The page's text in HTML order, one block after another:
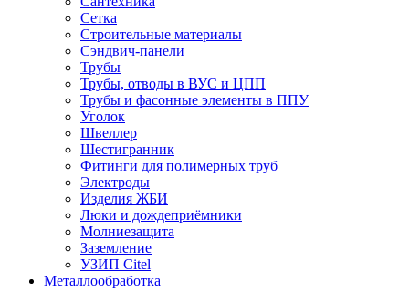
Сетка
Строительные материалы
Сэндвич-панели
Трубы
Трубы, отводы в ВУС и ЦПП
Трубы и фасонные элементы в ППУ
Уголок
Швеллер
Шестигранник
Фитинги для полимерных труб
Электроды
Изделия ЖБИ
Люки и дождеприёмники
Молниезащита
Заземление
УЗИП Citel
Металлообработка